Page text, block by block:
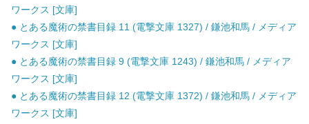
ワークス [文庫]
● とある魔術の禁書目録 11 (電撃文庫 1327) / 鎌池和馬 / メディア
ワークス [文庫]
● とある魔術の禁書目録 9 (電撃文庫 1243) / 鎌池和馬 / メディア
ワークス [文庫]
● とある魔術の禁書目録 12 (電撃文庫 1372) / 鎌池和馬 / メディア
ワークス [文庫]